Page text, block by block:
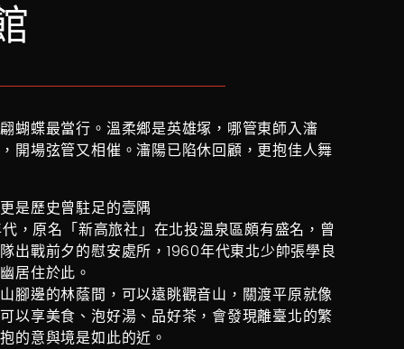
蝴蝶最當行。溫柔鄉是英雄塚，哪管東師入瀋
開場弦管又相催。瀋陽已陷休回顧，更抱佳人舞
是歷史曾駐足的壹隅
，原名「新高旅社」在北投溫泉區頗有盛名，曾
出戰前夕的慰安處所，1960年代東北少帥張學良
居住於此。
腳邊的林蔭間，可以遠眺觀音山，關渡平原就像
以享美食、泡好湯、品好茶，會發現離臺北的繁
的意與境是如此的近。